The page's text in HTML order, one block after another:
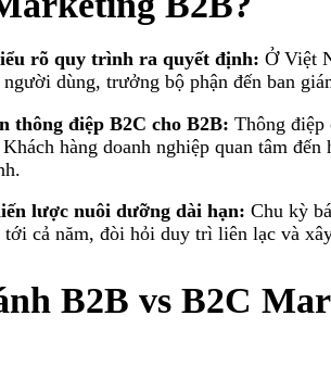
rõ quy trình ra quyết định: Ở Việt
dùng, trưởng bộ phận đến ban
thông điệp B2C cho B2B: Thông điệp
hàng doanh nghiệp quan tâm
lược nuôi dưỡng dài hạn: Chu kỳ
tới cả năm, đòi hỏi duy trì liên lạc và
B2B vs B2C